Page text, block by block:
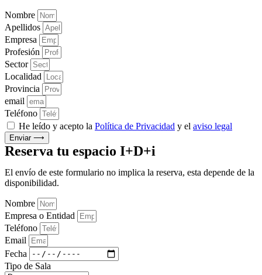
Nombre
Apellidos
Empresa
Profesión
Sector
Localidad
Provincia
email
Teléfono
He leído y acepto la Política de Privacidad y el aviso legal
Enviar ⟶
Reserva tu espacio I+D+i
El envío de este formulario no implica la reserva, esta depende de la
disponibilidad.
Nombre
Empresa o Entidad
Teléfono
Email
Fecha
Tipo de Sala